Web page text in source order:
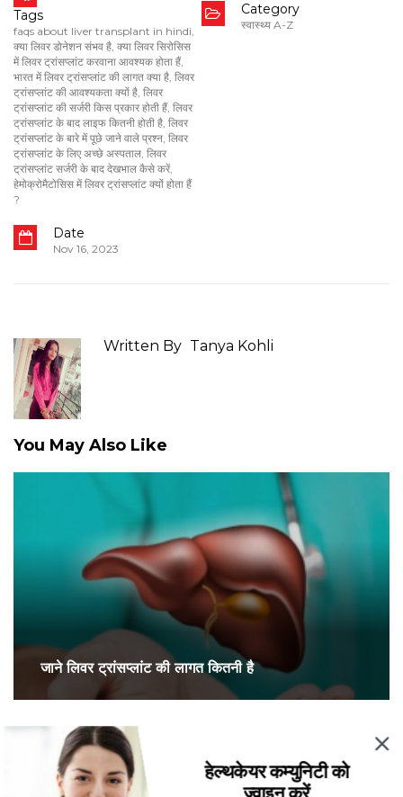
Tags
faqs about liver transplant in hindi,
क्या लिवर डोनेशन संभव है, क्या लिवर सिरोसिस
में लिवर ट्रांसप्लांट करवाना आवश्यक होता हैं,
भारत में लिवर ट्रांसप्लांट की लागत क्या है, लिवर
ट्रांसप्लांट की आवश्यकता क्यों है, लिवर
ट्रांसप्लांट की सर्जरी किस प्रकार होती हैं, लिवर
ट्रांसप्लांट के बाद लाइफ कितनी होती है, लिवर
ट्रांसप्लांट के बारे में पूछे जाने वाले प्रश्न, लिवर
ट्रांसप्लांट के लिए अच्छे अस्पताल, लिवर
ट्रांसप्लांट सर्जरी के बाद देखभाल कैसे करें,
हेमोक्रोमैटोसिस में लिवर ट्रांसप्लांट क्यों होता हैं
?
Category
स्वास्थ्य A-Z
Date
Nov 16, 2023
Written By Tanya Kohli
You May Also Like
जाने लिवर ट्रांसप्लांट की लागत कितनी है
हेल्थकेयर कम्युनिटी को